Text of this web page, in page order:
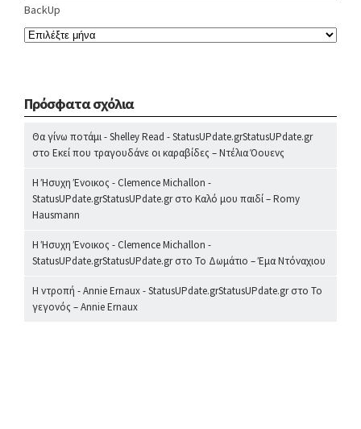
BackUp
Πρόσφατα σχόλια
Θα γίνω ποτάμι - Shelley Read - StatusUPdate.grStatusUPdate.gr
στο Εκεί που τραγουδάνε οι καραβίδες – Ντέλια Όουενς
Η Ήσυχη Ένοικος - Clemence Michallon -
StatusUPdate.grStatusUPdate.grστο Καλό μου παιδί – Romy
Hausmann
Η Ήσυχη Ένοικος - Clemence Michallon -
StatusUPdate.grStatusUPdate.grστο Το Δωμάτιο – Έμα Ντόναχιου
Η ντροπή - Annie Ernaux - StatusUPdate.grStatusUPdate.grστο Το
γεγονός – Annie Ernaux